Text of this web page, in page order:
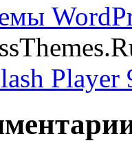
Player